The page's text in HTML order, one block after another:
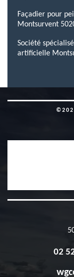
Façadier pour
Montsurvent
Société
artificielle
02